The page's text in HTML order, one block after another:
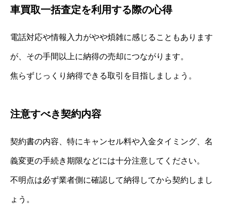
車買取一括査定を利用する際の心得
電話対応や情報入力がやや煩雑に感じることもあります
が、その手間以上に納得の売却につながります。
焦らずじっくり納得できる取引を目指しましょう。
注意すべき契約内容
契約書の内容、特にキャンセル料や入金タイミング、名
義変更の手続き期限などには十分注意してください。
不明点は必ず業者側に確認して納得してから契約しまし
ょう。